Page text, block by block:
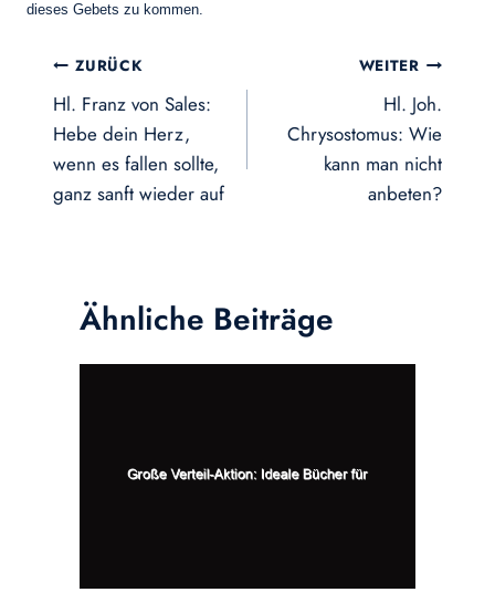
dieses Gebets zu kommen.
Beitragsnavigation
ZURÜCK
Hl. Franz von Sales:
Hebe dein Herz,
wenn es fallen sollte,
ganz sanft wieder auf
WEITER
Hl. Joh.
Chrysostomus: Wie
kann man nicht
anbeten?
Ähnliche Beiträge